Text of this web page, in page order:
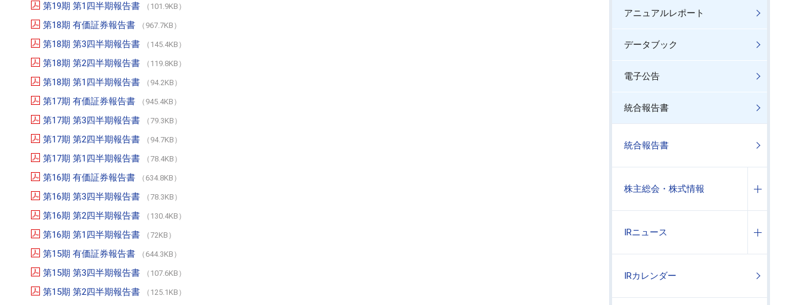
第19期 第1四半期報告書 （101.9KB）
第18期 有価証券報告書 （967.7KB）
第18期 第3四半期報告書 （145.4KB）
第18期 第2四半期報告書 （119.8KB）
第18期 第1四半期報告書 （94.2KB）
第17期 有価証券報告書 （945.4KB）
第17期 第3四半期報告書 （79.3KB）
第17期 第2四半期報告書 （94.7KB）
第17期 第1四半期報告書 （78.4KB）
第16期 有価証券報告書 （634.8KB）
第16期 第3四半期報告書 （78.3KB）
第16期 第2四半期報告書 （130.4KB）
第16期 第1四半期報告書 （72KB）
第15期 有価証券報告書 （644.3KB）
第15期 第3四半期報告書 （107.6KB）
第15期 第2四半期報告書 （125.1KB）
アニュアルレポート
データブック
電子公告
統合報告書
統合報告書
株主総会・株式情報
IRニュース
IRカレンダー